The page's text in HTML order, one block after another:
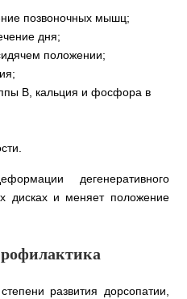
позвоночных мышц;
дня;
положении;
B, кальция и фосфора в
дегенеративного
дисках и меняет положение
развития дорсопатии,